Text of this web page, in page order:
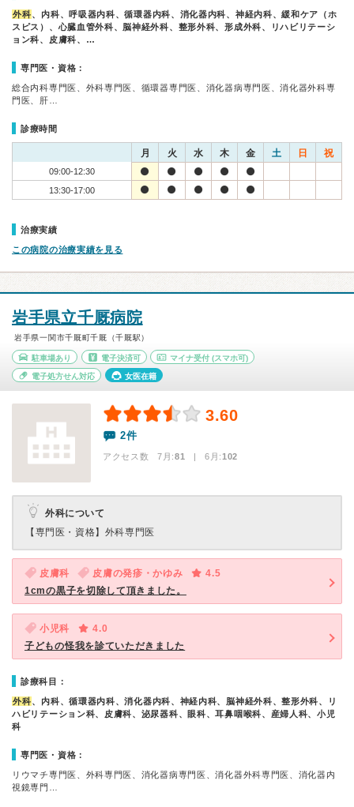
外科、内科、呼吸器内科、循環器内科、消化器内科、神経内科、緩和ケア（ホ
スピス）、心臓血管外科、脳神経外科、整形外科、形成外科、リハビリテーシ
ョン科、皮膚科、…
専門医・資格：
総合内科専門医、外科専門医、循環器専門医、消化器病専門医、消化器外科専
門医、肝…
診療時間
月 火 水 木 金 土 日 祝
09:00-12:30
13:30-17:00
治療実績
この病院の治療実績を見る
岩手県立千厩病院
岩手県一関市千厩町千厩（千厩駅）
駐車場あり 電子決済可 マイナ受付 (スマホ可)
電子処方せん対応 女医在籍
3.60
2件
アクセス数 7月:81 | 6月:102
外科について
【専門医・資格】 外科専門医
皮膚科 皮膚の発疹・かゆみ
4.5
1cmの黒子を切除して頂きました。
小児科
4.0
子どもの怪我を診ていただきました
診療科目：
外科、内科、循環器内科、消化器内科、神経内科、脳神経外科、整形外科、リ
ハビリテーション科、皮膚科、泌尿器科、眼科、耳鼻咽喉科、産婦人科、小児
科
専門医・資格：
リウマチ専門医、外科専門医、消化器病専門医、消化器外科専門医、消化器内
視鏡専門…